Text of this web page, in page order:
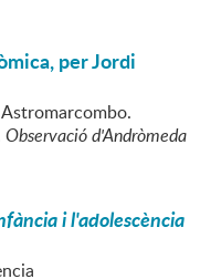
per Jordi
Observació d'Andròmeda
i l'adolescència